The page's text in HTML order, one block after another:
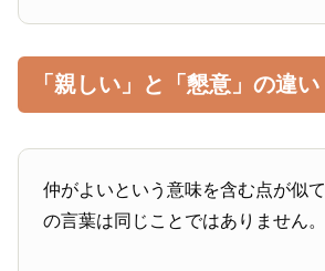
「親しい」と「懇意」の違い
仲がよいという意味を含む点が似
の言葉は同じことではありません。